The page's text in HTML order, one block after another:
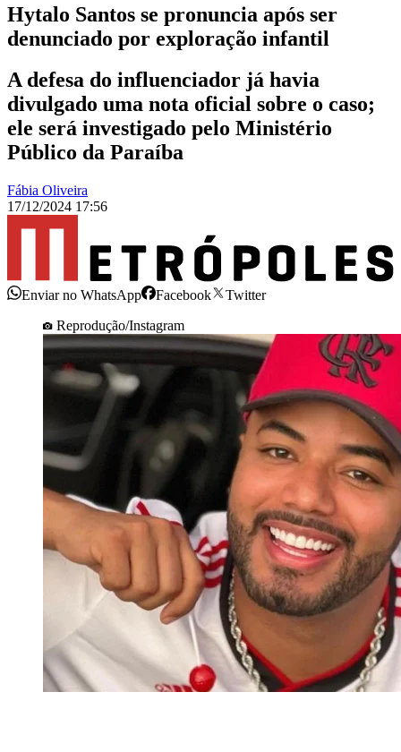
Hytalo Santos se pronuncia após ser
denunciado por exploração infantil
A defesa do influenciador já havia
divulgado uma nota oficial sobre o caso;
ele será investigado pelo Ministério
Público da Paraíba
Fábia Oliveira
17/12/2024 17:56
Enviar no WhatsApp Facebook
Twitter
Reprodução/Instagram